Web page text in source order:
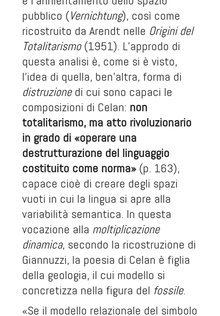
pubblico (Vernichtung), così come
ricostruito da Arendt nelle Origini del
Totalitarismo(1951). L’approdo di
questa analisi è, come si è visto,
l’idea di quella, ben’altra, forma di
distruzionedi cui sono capaci le
composizioni di Celan: non
totalitarismo, ma atto rivoluzionario
in grado di «operare una
destrutturazione del linguaggio
costituito come norma»(p. 163),
capace cioè di creare degli spazi
vuoti in cui la lingua si apre alla
variabilità semantica. In questa
vocazione alla moltiplicazione
dinamica, secondo la ricostruzione di
Giannuzzi, la poesia di Celan è figlia
della geologia, il cui modello si
concretizza nella figura del fossile.
«Se il modello relazionale del simbolo